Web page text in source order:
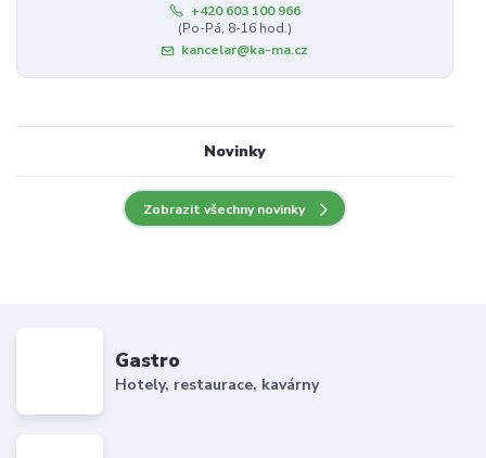
+420 603 100 966
(Po-Pá, 8-16 hod.)
kancelar@ka-ma.cz
Novinky
Zobrazit všechny novinky
Gastro
Hotely, restaurace, kavárny